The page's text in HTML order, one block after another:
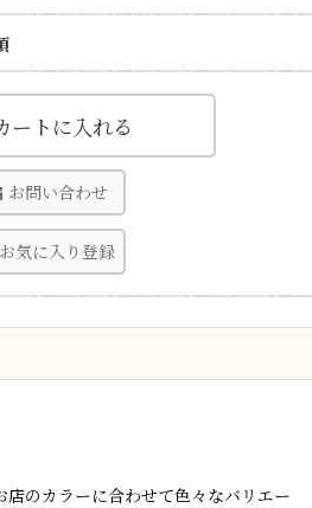
ートに入れる
お問い合わせ
お気に入り登録
のカラーに合わせて色々なバリエー